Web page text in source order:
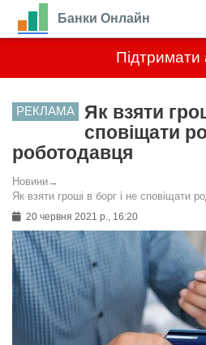
Підтримати
Банки Онлайн
РЕКЛАМА
Як взяти
сповіщати
роботодавця
Новини→
Як взяти гроші в борг і не сповіщати
20 червня 2021 р., 16:20